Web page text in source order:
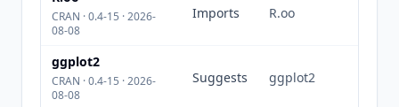
CRAN · 0.4-15 · 2026-
08-08
Imports R.oo
ggplot2
CRAN · 0.4-15 · 2026-
08-08
Suggests ggplot2